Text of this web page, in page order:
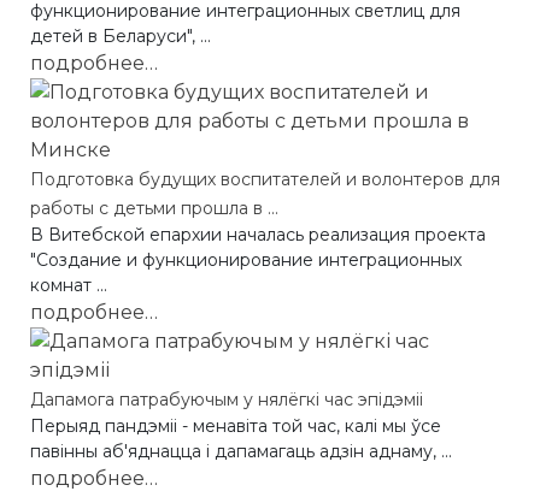
функционирование интеграционных светлиц для
детей в Беларуси", ...
подробнее…
Подготовка будущих воспитателей и волонтеров для
работы с детьми прошла в ...
В Витебской епархии началась реализация проекта
"Создание и функционирование интеграционных
комнат ...
подробнее…
Дапамога патрабуючым у нялёгкі час эпідэміі
Перыяд пандэміі - менавіта той час, калі мы ўсе
павінны аб'яднацца і дапамагаць адзін аднаму, ...
подробнее…